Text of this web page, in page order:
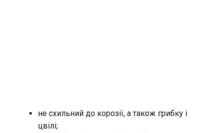
не схильний до корозії, а також грибку і
цвілі;